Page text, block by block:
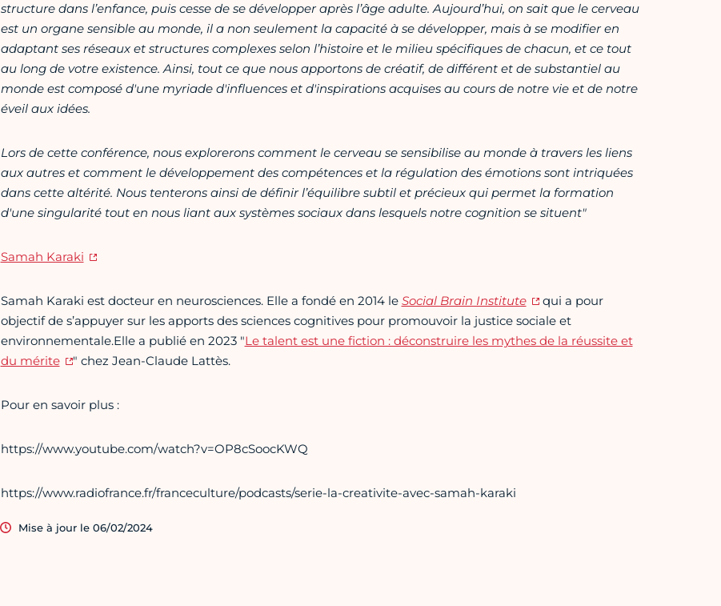
structure dans l’enfance, puis cesse de se développer après l’âge adulte. Aujourd’hui, on sait que le cerveau
est un organe sensible au monde, il a non seulement la capacité à se développer, mais à se modifier en
adaptant ses réseaux et structures complexes selon l’histoire et le milieu spécifiques de chacun, et ce tout
au long de votre existence. Ainsi, tout ce que nous apportons de créatif, de différent et de substantiel au
monde est composé d'une myriade d'influences et d'inspirations acquises au cours de notre vie et de notre
éveil aux idées.
Lors de cette conférence, nous explorerons comment le cerveau se sensibilise au monde à travers les liens
aux autres et comment le développement des compétences et la régulation des émotions sont intriquées
dans cette altérité. Nous tenterons ainsi de définir l’équilibre subtil et précieux qui permet la formation
d'une singularité tout en nous liant aux systèmes sociaux dans lesquels notre cognition se situent"
Samah Karaki
Samah Karaki est docteur en neurosciences. Elle a fondé en 2014 le Social Brain Institute
qui a pour
objectif de s’appuyer sur les apports des sciences cognitives pour promouvoir la justice sociale et
environnementale.Elle a publié en 2023 "Le talent est une fiction : déconstruire les mythes de la réussite et
du mérite
" chez Jean-Claude Lattès.
Pour en savoir plus :
https://www.youtube.com/watch?v=OP8cSoocKWQ
https://www.radiofrance.fr/franceculture/podcasts/serie-la-creativite-avec-samah-karaki
Mise à jour le 06/02/2024